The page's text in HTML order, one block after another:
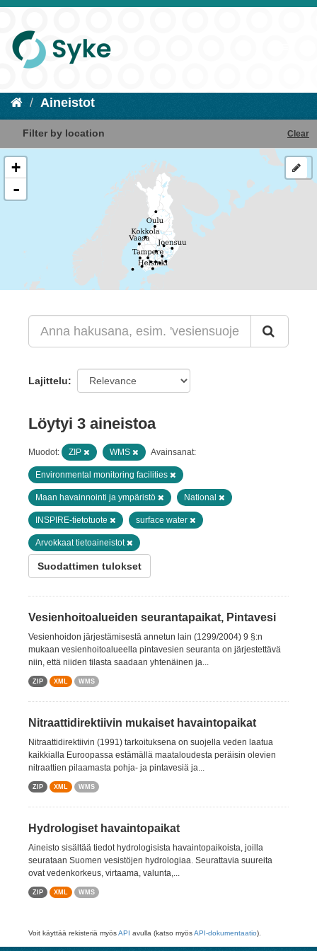
Aineistot
Filter by location Clear
+
-
Lajittelu
Löytyi 3 aineistoa
Muodot: ZIP WMS Avainsanat:
Environmental monitoring facilities
Maan havainnointi ja ympäristö National
INSPIRE-tietotuote surface water
Arvokkaat tietoaineistot
Suodattimen tulokset
Vesienhoitoalueiden seurantapaikat, Pintavesi
Vesienhoidon järjestämisestä annetun lain (1299/2004) 9 §:n
mukaan vesienhoitoalueella pintavesien seuranta on järjestettävä
niin, että niiden tilasta saadaan yhtenäinen ja...
ZIP XML WMS
Nitraattidirektiivin mukaiset havaintopaikat
Nitraattidirektiivin (1991) tarkoituksena on suojella veden laatua
kaikkialla Euroopassa estämällä maataloudesta peräisin olevien
nitraattien pilaamasta pohja- ja pintavesiä ja...
ZIP XML WMS
Hydrologiset havaintopaikat
Aineisto sisältää tiedot hydrologisista havaintopaikoista, joilla
seurataan Suomen vesistöjen hydrologiaa. Seurattavia suureita
ovat vedenkorkeus, virtaama, valunta,...
ZIP XML WMS
Voit käyttää rekisteriä myösAPI avulla (katso myösAPI-dokumentaatio).